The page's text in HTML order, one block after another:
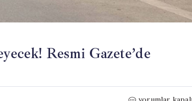
Resmi Gazete’de
Bunu